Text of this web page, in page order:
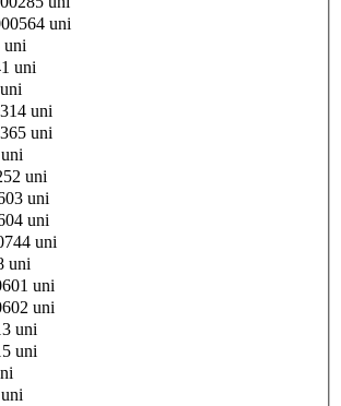
uni
uni
uni
uni
uni
uni
uni
uni
uni
uni
uni
uni
uni
uni